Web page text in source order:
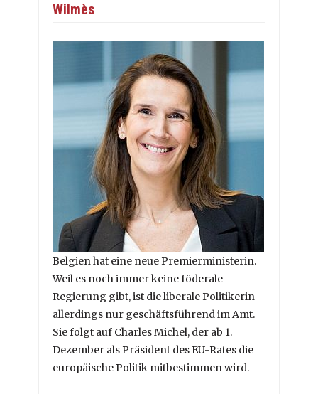
Wilmès
Belgien hat eine neue Premierministerin.
Weil es noch immer keine föderale
Regierung gibt, ist die liberale Politikerin
allerdings nur geschäftsführend im Amt.
Sie folgt auf Charles Michel, der ab 1.
Dezember als Präsident des EU-Rates die
europäische Politik mitbestimmen wird.